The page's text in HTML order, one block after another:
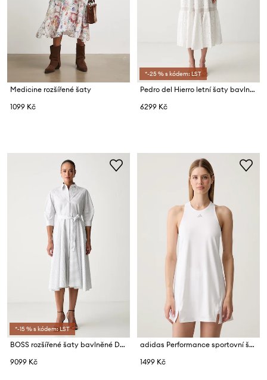
Medicine rozšířené šaty
1099 Kč
*-25 % s kódem: LST
Pedro del Hierro letní šaty bavlněné
6299 Kč
*-15 % s kódem: LST
BOSS rozšířené šaty bavlněné Debeca
9099 Kč
adidas Performance sportovní šaty TENNIS CLUB
1499 Kč